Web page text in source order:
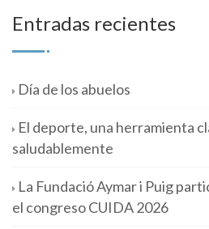
Entradas recientes
Día de los abuelos
El deporte, una herramienta
saludablemente
La Fundació Aymar i Puig
el congreso CUIDA 2026